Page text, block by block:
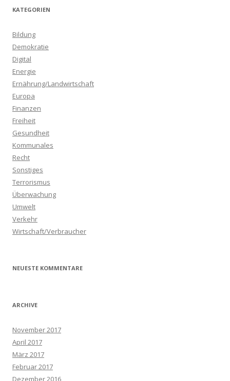
h
n
a
c
h
:
KATEGORIEN
Bildung
Demokratie
Digital
Energie
Ernährung/Landwirtschaft
Europa
Finanzen
Freiheit
Gesundheit
Kommunales
Recht
Sonstiges
Terrorismus
Überwachung
Umwelt
Verkehr
Wirtschaft/Verbraucher
NEUESTE KOMMENTARE
ARCHIVE
November 2017
April 2017
März 2017
Februar 2017
Dezember 2016